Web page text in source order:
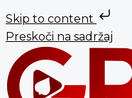
Skip to content
Preskoči na sadržaj